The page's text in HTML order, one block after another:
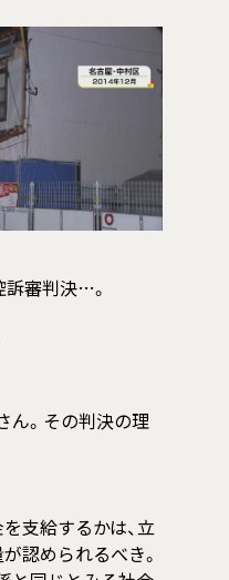
審判決…。
。その判決の理
支給するかは、立
認められるべき。